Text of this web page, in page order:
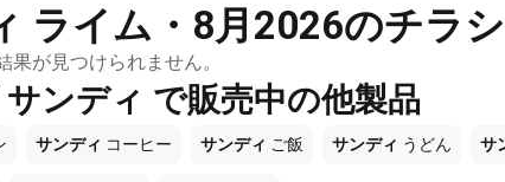
ライム・8月2026のチラ
が見つけられません。
ンディ で販売中の他製品
サンディ コーヒー サンディ ご飯 サンディ うどん サ